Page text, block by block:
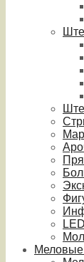
Меловые